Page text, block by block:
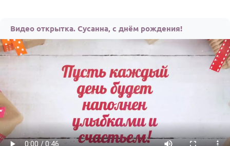
Видео открытка. Сусанна, с днём рождения!